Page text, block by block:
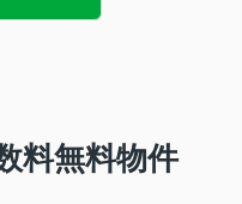
、放置することなく、組織
料無料物件